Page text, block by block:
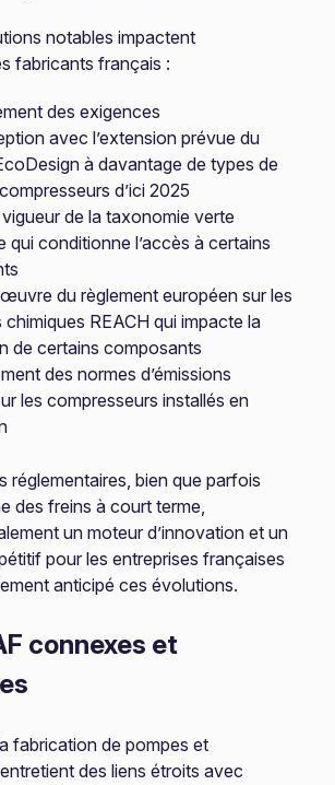
notables impactent
fabricants français :
des exigences
avec l’extension prévue du
à davantage de types de
d’ici 2025
vigueur de la taxonomie verte
qui conditionne l’accès à certains
du règlement européen sur les
REACH qui impacte la
de certains composants
des normes d’émissions
les compresseurs installés en
réglementaires, bien que parfois
des freins à court terme,
un moteur d’innovation et un
pour les entreprises françaises
anticipé ces évolutions.
connexes et
fabrication de pompes et
des liens étroits avec